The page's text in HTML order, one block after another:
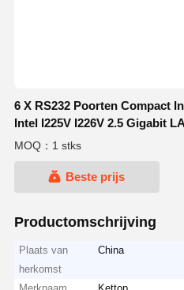
6 X RS232 Poorten Compact
Intel I225V I226V 2.5 Gigabit
MOQ：1 stks
Beste prijs
Productomschrijving
Plaats van
herkomst
China